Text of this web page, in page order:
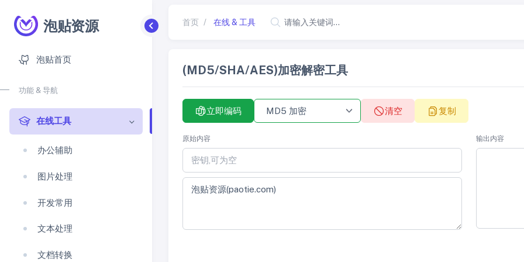
泡贴资源
泡贴首页
功能 & 导航
在线工具
办公辅助
图片处理
开发常用
文本处理
文档转换
首页 / 在线 & 工具
(MD5/SHA/AES)加密解密工具
立即编码 清空 复制
原始内容 输出内容